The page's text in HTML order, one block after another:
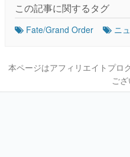
この記事に関するタグ
Fate/Grand Order ニ
本ページはアフィリエイトプロ
ご